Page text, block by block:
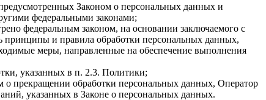
Законом о персональных данных и
федеральными законами;
федеральным законом, на основании заключаемого с
и правила обработки персональных данных,
меры, направленные на обеспечение выполнения
указанных в п. 2.3. Политики;
о прекращении обработки персональных данных, Оператор
указанных в Законе о персональных данных.